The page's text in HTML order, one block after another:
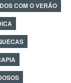
COM O VERÃO